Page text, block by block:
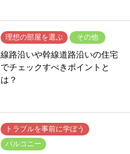
理想の部屋を選ぶ その他
線路沿いや幹線道路沿いの住宅
でチェックすべきポイントと
は？
トラブルを事前に学ぼう
バルコニー